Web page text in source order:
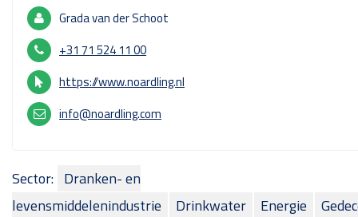
Grada van der Schoot
+31 71 524 11 00
https://www.noardling.nl
info@noardling.com
Sector: Dranken- en
levensmiddelenindustrie
Drinkwater Energie